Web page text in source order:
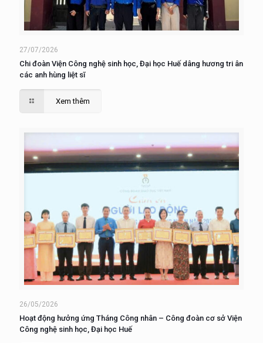
27/07/2026
Chi đoàn Viện Công nghệ sinh học, Đại học Huế dâng hương tri ân
các anh hùng liệt sĩ
Xem thêm
26/05/2026
Hoạt động hưởng ứng Tháng Công nhân – Công đoàn cơ sở Viện
Công nghệ sinh học, Đại học Huế